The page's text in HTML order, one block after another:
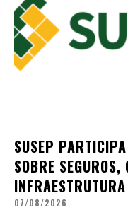
SUSEP
SOBRE
07/08/2026